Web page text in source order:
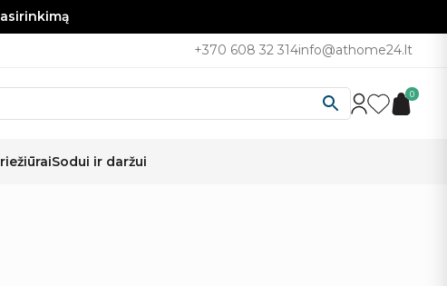
+370 608 32 314info@athome24.lt
0
Sodui ir daržui